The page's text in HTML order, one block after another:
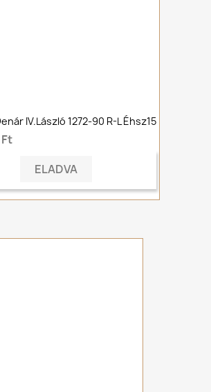
IV.László 1272-90 R-L Éhsz15
ELADVA